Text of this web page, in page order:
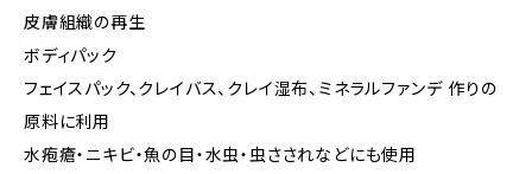
皮膚組織の再生
ボディパック
フェイスパック、クレイバス、クレイ湿布、ミネラルファンデ 作りの
原料に利用
水疱瘡・ニキビ・魚の目・水虫・虫さされなどにも使用